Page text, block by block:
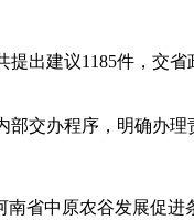
建议1185件，交省
办程序，明确办理
中原农谷发展促进